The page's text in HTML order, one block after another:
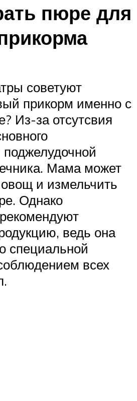
пюре для
советуют
прикорм именно с
Из-за отсутсвия
Мама может
и измельчить
Однако
ведь она
специальной
всех